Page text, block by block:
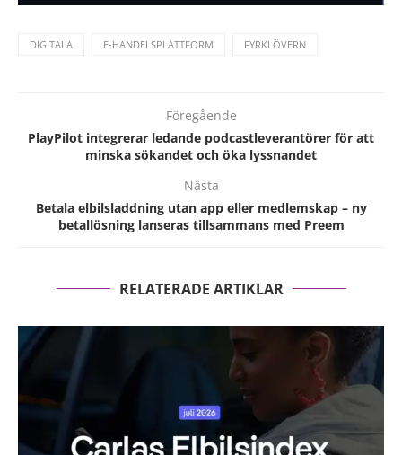
DIGITALA E-HANDELSPLATTFORM FYRKLÖVERN
Föregående
PlayPilot integrerar ledande podcastleverantörer för att
minska sökandet och öka lyssnandet
Nästa
Betala elbilsladdning utan app eller medlemskap – ny
betallösning lanseras tillsammans med Preem
RELATERADE ARTIKLAR